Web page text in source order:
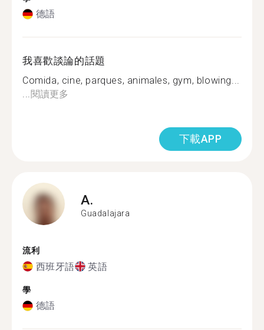
德語
我喜歡談論的話題
Comida, cine, parques, animales, gym, blowing...
...閱讀更多
下載APP
A.
Guadalajara
流利
西班牙語 英語
學
德語